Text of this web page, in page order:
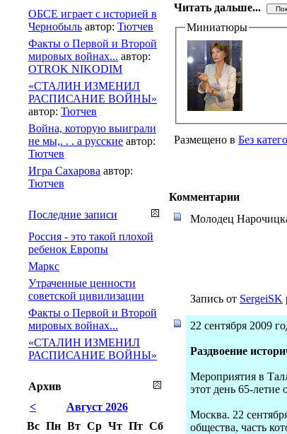
Читать дальше...
Миниатюры
Размещено в Без
Комментарии
Молодец
Запись от SergeiSK
22 сентября 2009
Раздвоение
Мероприятия в
этот день 65-
Москва. 22
общества, часть
ОБСЕ играет с историей в
Чернобыль автор: Тютчев
Факты о Первой и Второй
мировых войнах... автор:
OTROK NIKODIM
«СТАЛИН ИЗМЕНИЛ
РАСПИСАНИЕ ВОЙНЫ»
автор: Тютчев
Война, которую выиграли
не мы,. . . а русские автор:
Тютчев
Игра Сахарова автор:
Тютчев
Последние записи
Россия - это такой плохой
ребенок Европы
Маркс
Утраченные ценности
советской цивилизации
Факты о Первой и Второй
мировых войнах...
«СТАЛИН ИЗМЕНИЛ
РАСПИСАНИЕ ВОЙНЫ»
Архив
<
Август 2026
Вс Пн Вт Ср Чт Пт Сб